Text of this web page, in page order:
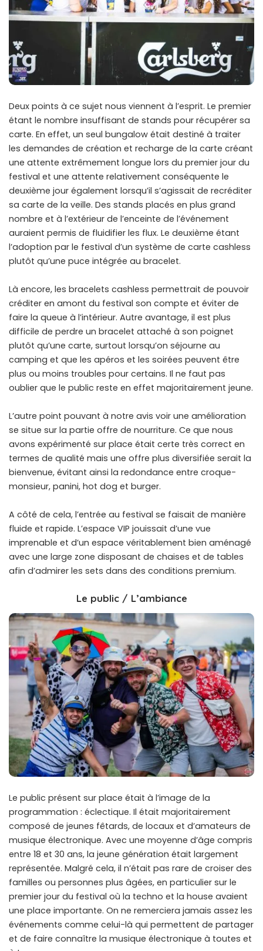
Deux points à ce sujet nous viennent à l’esprit. Le premier
étant le nombre insuffisant de stands pour récupérer sa
carte. En effet, un seul bungalow était destiné à traiter
les demandes de création et recharge de la carte créant
une attente extrêmement longue lors du premier jour du
festival et une attente relativement conséquente le
deuxième jour également lorsqu’il s’agissait de recréditer
sa carte de la veille. Des stands placés en plus grand
nombre et à l’extérieur de l’enceinte de l’événement
auraient permis de fluidifier les flux. Le deuxième étant
l’adoption par le festival d’un système de carte cashless
plutôt qu’une puce intégrée au bracelet.
Là encore, les bracelets cashless permettrait de pouvoir
créditer en amont du festival son compte et éviter de
faire la queue à l’intérieur. Autre avantage, il est plus
difficile de perdre un bracelet attaché à son poignet
plutôt qu’une carte, surtout lorsqu’on séjourne au
camping et que les apéros et les soirées peuvent être
plus ou moins troubles pour certains. Il ne faut pas
oublier que le public reste en effet majoritairement jeune.
L’autre point pouvant à notre avis voir une amélioration
se situe sur la partie offre de nourriture. Ce que nous
avons expérimenté sur place était certe très correct en
termes de qualité mais une offre plus diversifiée serait la
bienvenue, évitant ainsi la redondance entre croque-
monsieur, panini, hot dog et burger.
A côté de cela, l’entrée au festival se faisait de manière
fluide et rapide. L’espace VIP jouissait d’une vue
imprenable et d’un espace véritablement bien aménagé
avec une large zone disposant de chaises et de tables
afin d’admirer les sets dans des conditions premium.
Le public / L’ambiance
Le public présent sur place était à l’image de la
programmation : éclectique. Il était majoritairement
composé de jeunes fêtards, de locaux et d’amateurs de
musique électronique. Avec une moyenne d’âge compris
entre 18 et 30 ans, la jeune génération était largement
représentée. Malgré cela, il n’était pas rare de croiser des
familles ou personnes plus âgées, en particulier sur le
premier jour du festival où la techno et la house avaient
une place importante. On ne remerciera jamais assez les
événements comme celui-là qui permettent de partager
et de faire connaître la musique électronique à toutes et